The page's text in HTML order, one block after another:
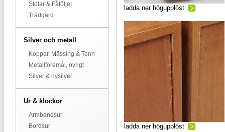
Stolar & Fåtöljer
Trädgård
Silver och metall
Koppar, Mässing & Tenn
Metallföremål, övrigt
Silver & nysilver
Ur & klockor
Armbandsur
Bordsur
ladda ner högupplöst
ladda ner högupplöst